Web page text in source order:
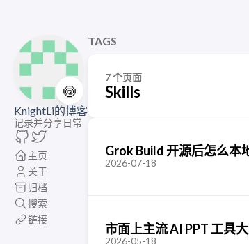
🍥
KnightLi的博客
记录并分享日常
主页
关于
归档
搜索
链接
TAGS
7 个页面
Skills
Grok Build 开源后怎么本
2026-07-18
市面上主流 AI PPT 工具
2026-05-18